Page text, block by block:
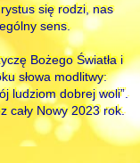
się rodzi, nas
sens.
Bożego Światła i
słowa modlitwy:
ludziom dobrej woli”.
cały Nowy 2023 rok.